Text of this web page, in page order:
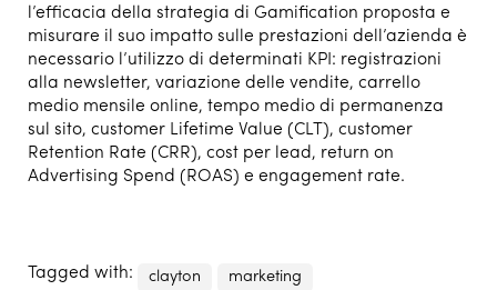
l’efficacia della strategia di Gamification proposta e
misurare il suo impatto sulle prestazioni dell’azienda è
necessario l’utilizzo di determinati KPI: registrazioni
alla newsletter, variazione delle vendite, carrello
medio mensile online, tempo medio di permanenza
sul sito, customer Lifetime Value (CLT), customer
Retention Rate (CRR), cost per lead, return on
Advertising Spend (ROAS) e engagement rate.
Tagged with: clayton marketing